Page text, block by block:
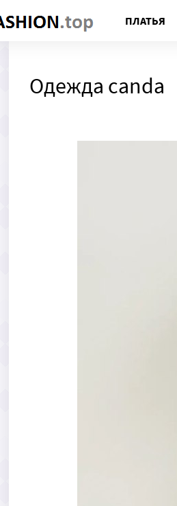
ПЛАТЬЯ
Одежда canda